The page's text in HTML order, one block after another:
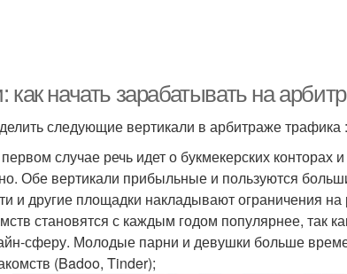
начать зарабатывать на
следующие вертикали в арбитраже трафика :
случае речь идет о букмекерских
Обе вертикали прибыльные и пользуются
и другие площадки накладывают ограничения на
становятся с каждым годом популярнее, так
сферу. Молодые парни и девушки больше
(Badoo, Tinder);